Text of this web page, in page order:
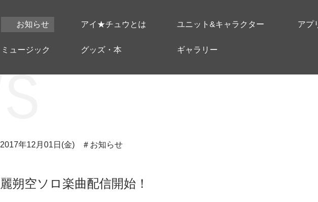
お知らせ アイ★チュウとは ユニット&キャラクター アプ
ミュージック グッズ・本 ギャラリー
2017年12月01日(金) ＃お知らせ
麗朔空ソロ楽曲配信開始！